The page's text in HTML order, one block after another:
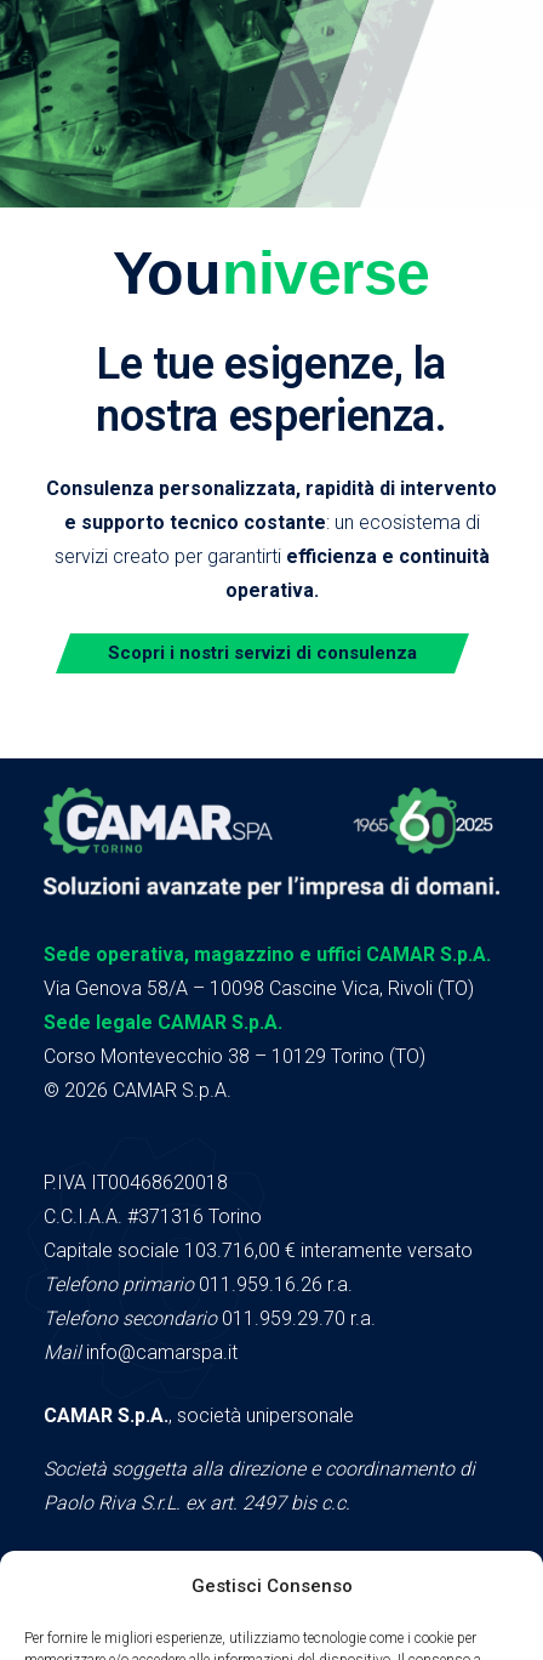
Gestisci Consenso
Per fornire le migliori esperienze, utilizziamo tecnologie come i cookie per
Youniverse
Le tue esigenze, la
nostra esperienza.
Consulenza personalizzata, rapidità di intervento
e supporto tecnico costante: un ecosistema di
servizi creato per garantirti efficienza e continuità
operativa.
Scopri i nostri servizi di consulenza
Sede operativa, magazzino e uffici CAMAR S.p.A.
Via Genova 58/A – 10098 Cascine Vica, Rivoli (TO)
Sede legale CAMAR S.p.A.
Corso Montevecchio 38 – 10129 Torino (TO)
© 2026 CAMAR S.p.A.
P.IVA IT00468620018
C.C.I.A.A. #371316 Torino
Capitale sociale 103.716,00 € interamente versato
Telefono primario011.959.16.26 r.a.
Telefono secondario011.959.29.70 r.a.
Mailinfo@camarspa.it
CAMAR S.p.A., società unipersonale
Società soggetta alla direzione e coordinamento di
Paolo Riva S.r.L. ex art. 2497 bis c.c.